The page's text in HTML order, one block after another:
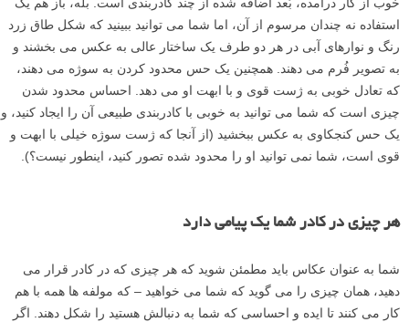
هنگامی که من در حال گرفتن عکس هایی با آسمان بزرگ هستم – که سوژه
عکس بالا، وقتی اشیاء کوچک در آسمان ظاهر می شوند، عکس می گیرم.
اگر شما از نزدیک نگاه کنید می توانید یک هواپیمای بسیار کوچک را ببینید. یا
گاهی اوقات یک پرنده کوچک ظاهر می شود، یا یک شیء تصادفی دیگر.